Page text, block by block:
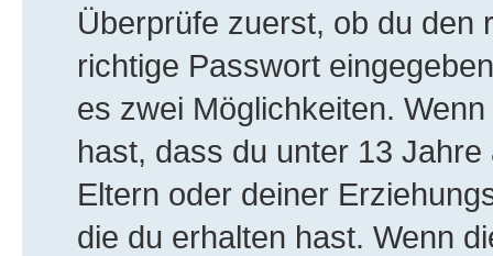
Überprüfe zuerst, ob du den
richtige Passwort
es zwei Möglichkeiten. Wenn
hast, dass du unter 13
Eltern oder deiner
die du erhalten hast. Wenn